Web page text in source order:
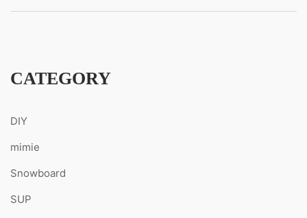
CATEGORY
DIY
mimie
Snowboard
SUP